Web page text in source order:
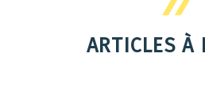
ARTICLES À